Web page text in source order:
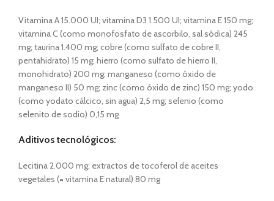
Vitamina A 15.000 UI; vitamina D3 1.500 UI; vitamina E 150 mg;
vitamina C (como monofosfato de ascorbilo, sal sódica) 245
mg; taurina 1.400 mg; cobre (como sulfato de cobre II,
pentahidrato) 15 mg; hierro (como sulfato de hierro II,
monohidrato) 200 mg; manganeso (como óxido de
manganeso II) 50 mg; zinc (como óxido de zinc) 150 mg; yodo
(como yodato cálcico, sin agua) 2,5 mg; selenio (como
selenito de sodio) 0,15 mg
Aditivos tecnológicos:
Lecitina 2.000 mg; extractos de tocoferol de aceites
vegetales (= vitamina E natural) 80 mg